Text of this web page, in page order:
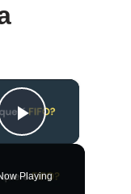
×
Play Video
Playing